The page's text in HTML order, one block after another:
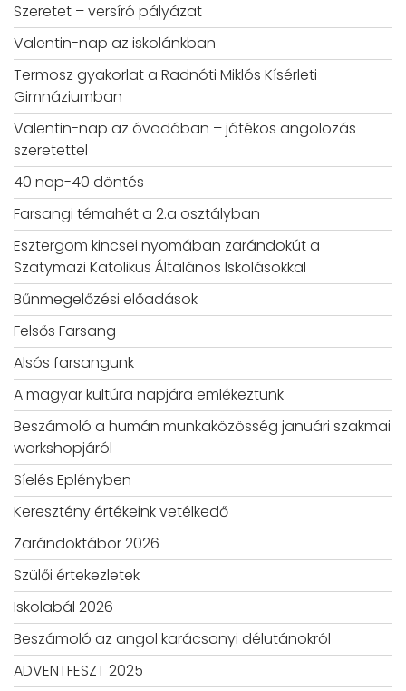
Szeretet – versíró pályázat
Valentin-nap az iskolánkban
Termosz gyakorlat a Radnóti Miklós Kísérleti
Gimnáziumban
Valentin-nap az óvodában – játékos angolozás
szeretettel
40 nap-40 döntés
Farsangi témahét a 2.a osztályban
Esztergom kincsei nyomában zarándokút a
Szatymazi Katolikus Általános Iskolásokkal
Bűnmegelőzési előadások
Felsős Farsang
Alsós farsangunk
A magyar kultúra napjára emlékeztünk
Beszámoló a humán munkaközösség januári szakmai
workshopjáról
Síelés Eplényben
Keresztény értékeink vetélkedő
Zarándoktábor 2026
Szülői értekezletek
Iskolabál 2026
Beszámoló az angol karácsonyi délutánokról
ADVENTFESZT 2025